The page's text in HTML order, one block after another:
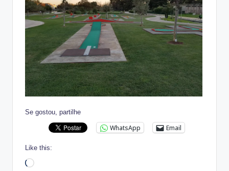
Se gostou, partilhe
WhatsApp Email
Like this:
Loading…